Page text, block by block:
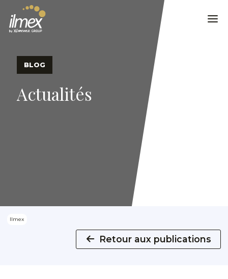
BLOG
Actualités
Ilmex
Retour aux publications